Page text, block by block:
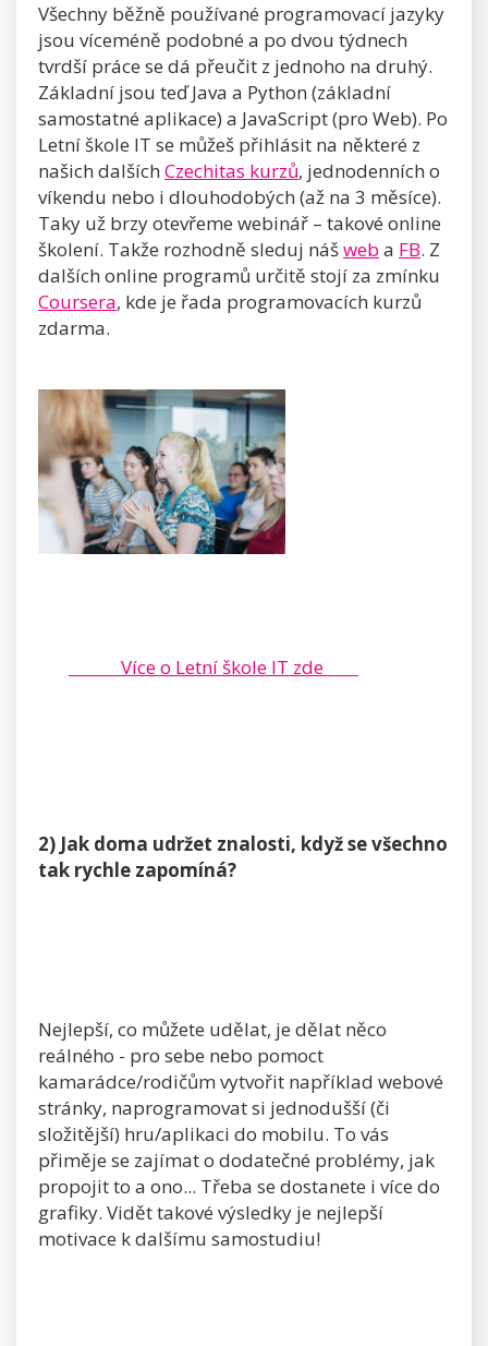
Všechny běžně používané programovací jazyky
jsou víceméně podobné a po dvou týdnech
tvrdší práce se dá přeučit z jednoho na druhý.
Základní jsou teď Java a Python (základní
samostatné aplikace) a JavaScript (pro Web). Po
Letní škole IT se můžeš přihlásit na některé z
našich dalších Czechitas kurzů, jednodenních o
víkendu nebo i dlouhodobých (až na 3 měsíce).
Taky už brzy otevřeme webinář – takové online
školení. Takže rozhodně sleduj nášweb a FB. Z
dalších online programů určitě stojí za zmínku
Coursera, kde je řada programovacích kurzů
zdarma.
Více o Letní škole IT zde
2) Jak doma udržet znalosti, když se všechno
tak rychle zapomíná?
Nejlepší, co můžete udělat, je dělat něco
reálného - pro sebe nebo pomoct
kamarádce/rodičům vytvořit například webové
stránky, naprogramovat si jednodušší (či
složitější) hru/aplikaci do mobilu. To vás
přiměje se zajímat o dodatečné problémy, jak
propojit to a ono... Třeba se dostanete i více do
grafiky. Vidět takové výsledky je nejlepší
motivace k dalšímu samostudiu!